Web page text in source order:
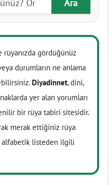
rüyanızda gördüğünüz
durumların ne anlama
Diyadinnet, dini,
yer alan yorumları
bir rüya tabiri sitesidir.
merak ettiğiniz rüya
listeden ilgili